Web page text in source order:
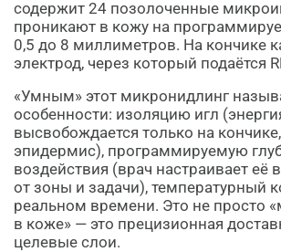
содержит 24 позолоченные
проникают в кожу на
0,5 до 8 миллиметров. На кончике
электрод, через который подаётся
«Умным» этот микронидлинг
особенности: изоляцию игл
высвобождается только на
эпидермис), программируемую
воздействия (врач настраивает её
от зоны и задачи), температурный
реальном времени. Это не просто
в коже» — это прецизионная
целевые слои.